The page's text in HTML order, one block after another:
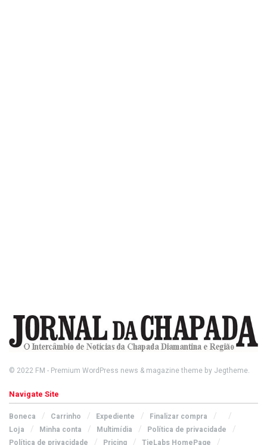
© 2022 FM - Premium WordPress news & magazine theme by Jegtheme.
Navigate Site
Boneca Carrinho Expediente
Finalizar compra
Loja
Minha conta Multimídia
Política de privacidade
Política de privacidade
Pricing TieLabs HomePage